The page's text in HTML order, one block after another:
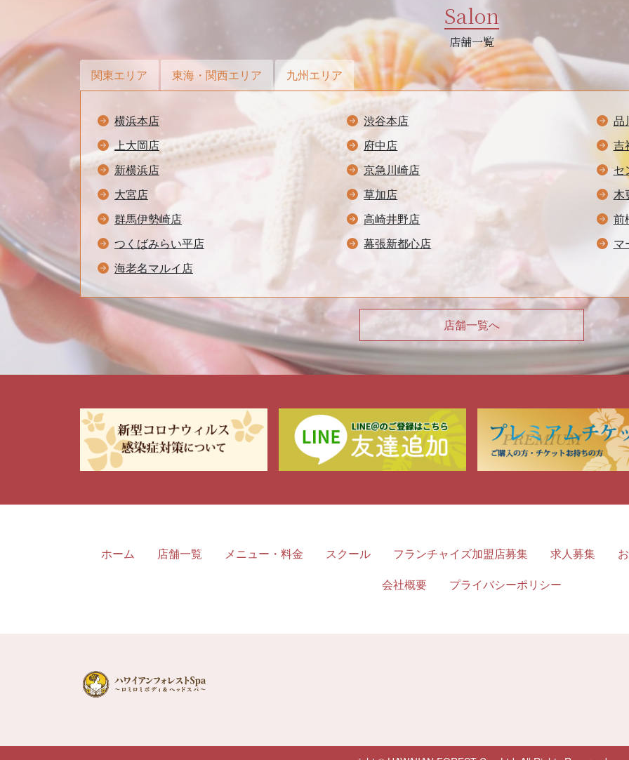
Salon
店舗一覧
関東エリア 東海・関西エリア 九州エリア
横浜本店 渋谷本店
品
上大岡店
府中店
吉
新横浜店
京急川崎店
セ
大宮店
草加店
木
群馬伊勢崎店
高崎井野店
前
つくばみらい平店
幕張新都心店
マ
海老名マルイ店
店舗一覧へ
ホーム 店舗一覧 メニュー・料金 スクール フランチャイズ加盟店募集 求人募集
会社概要
プライバシーポリシー